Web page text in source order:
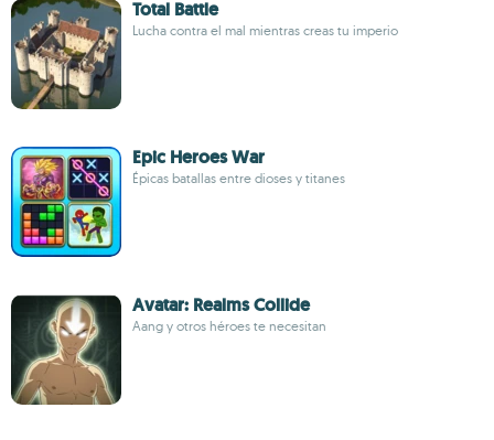
Total Battle
Lucha contra el mal mientras creas tu imperio
Epic Heroes War
Épicas batallas entre dioses y titanes
Avatar: Realms Collide
Aang y otros héroes te necesitan